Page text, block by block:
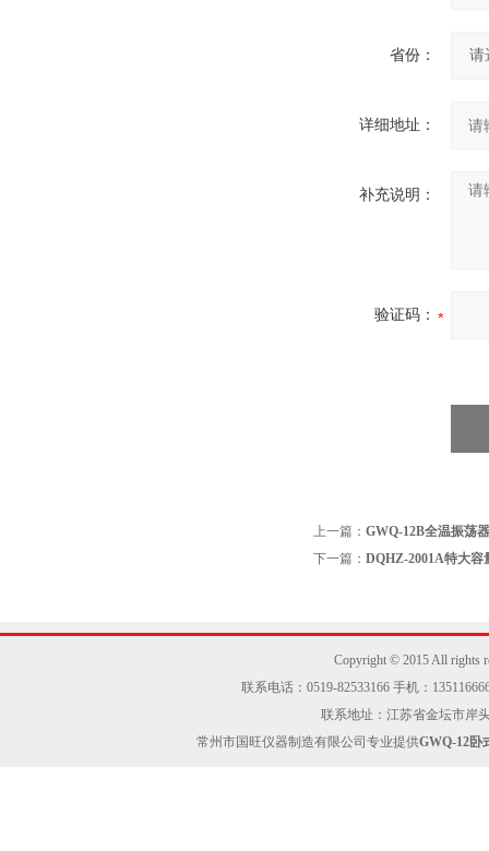
省份：
详细地址：
补充说明：
验证码：
上一篇： GWQ-12B全温振荡
下一篇： DQHZ-2001A特大容
Copyright © 2015 All rights
联系电话：0519-82533166 手机：
联系地址：江苏省金坛市岸
常州市国旺仪器制造有限公司专业提供GWQ-12卧